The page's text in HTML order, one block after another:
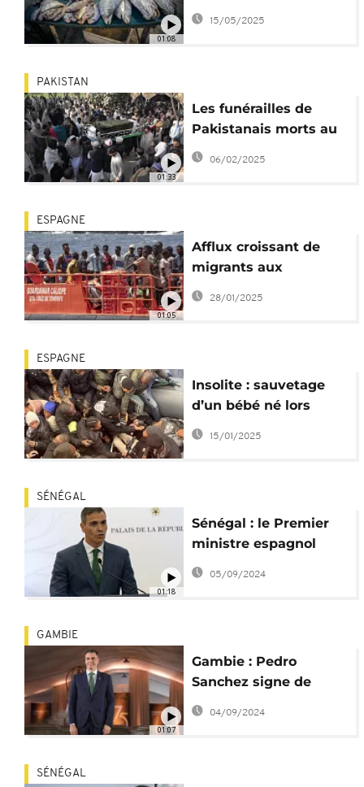
01:08
irrégulière vers
15/05/2025
01:33
PAKISTAN
Les funérailles de
Pakistanais morts au
large de l'Afrique de
l'Ouest
06/02/2025
01:05
ESPAGNE
Afflux croissant de
migrants aux
Canaries, porte
d'entrée vers l'Europe
28/01/2025
ESPAGNE
Insolite : sauvetage
d’un bébé né lors
d’une traversée vers
les Canaries
15/01/2025
01:18
SÉNÉGAL
Sénégal : le Premier
ministre espagnol
achève sa tournée
ouest-africaine
05/09/2024
01:07
GAMBIE
Gambie : Pedro
Sanchez signe de
nouveaux accords sur
la migration
04/09/2024
SÉNÉGAL